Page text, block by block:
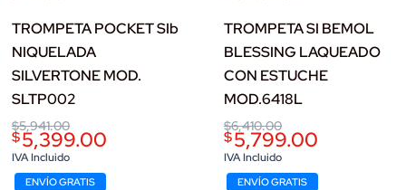
TROMPETA POCKET SIb
NIQUELADA
SILVERTONE MOD.
SLTP002
$5,941.00
Original
price
was:
$5,941.00.
$5,399.00
Current
price
is:
$5,399.00.
IVA Incluido
ENVÍO GRATIS
TROMPETA SI BEMOL
BLESSING LAQUEADO
CON ESTUCHE
MOD.6418L
$6,410.00
Original
price
was:
$6,410.00.
$5,799.00
Current
price
is:
$5,799.00.
IVA Incluido
ENVÍO GRATIS